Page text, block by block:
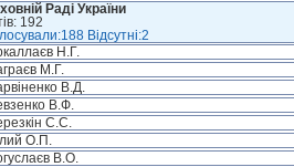
Раді України
192
Відсутні:2
Н.Г.
М.Г.
В.Д.
В.Ф.
С.С.
О.П.
В.О.